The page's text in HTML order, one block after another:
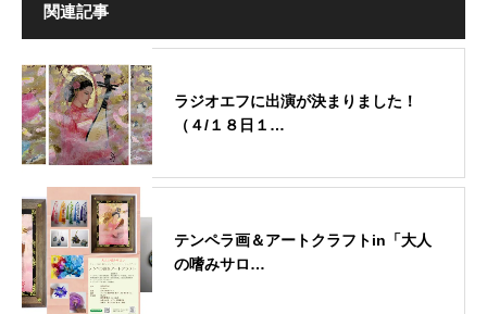
関連記事
ラジオエフに出演が決まりました！
（４/１８日１…
テンペラ画＆アートクラフトin「大人
の嗜みサロ…